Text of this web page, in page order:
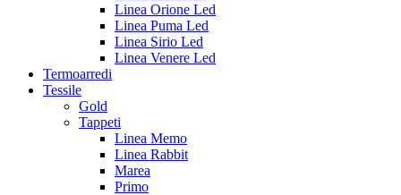
Linea Orione Led
Linea Puma Led
Linea Sirio Led
Linea Venere Led
Termoarredi
Tessile
Gold
Tappeti
Linea Memo
Linea Rabbit
Marea
Primo